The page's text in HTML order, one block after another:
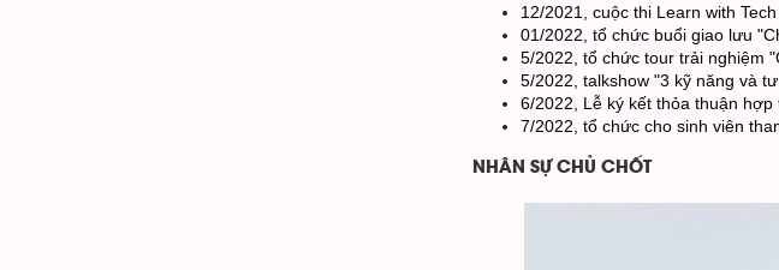
12/2021, cuộc thi Learn with Tech
01/2022, tổ chức buổi giao lưu
5/2022, tổ chức tour trải nghiệm
5/2022, talkshow "3 kỹ năng và
6/2022, Lễ ký kết thỏa thuận
7/2022, tổ chức cho sinh viên
NHÂN SỰ CHỦ CHỐT